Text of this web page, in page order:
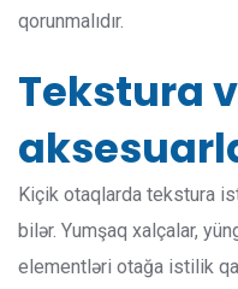
qorunmalıdır.
Tekstura
Kiçik otaqlarda tekstura
bilər. Yumşaq xalçalar,
elementləri otağa istilik